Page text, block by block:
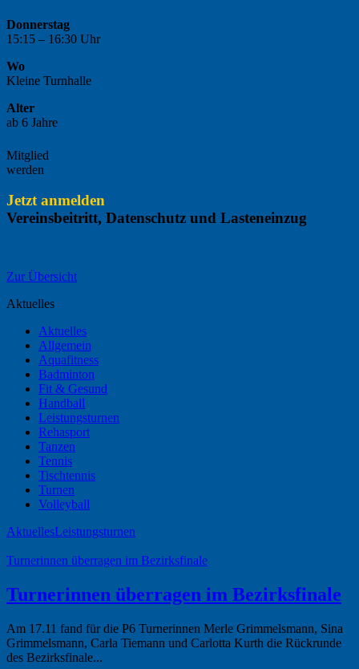
Donnerstag
15:15 – 16:30 Uhr
Wo
Kleine Turnhalle
Alter
ab 6 Jahre
Mitglied
werden
Jetzt anmelden
Vereinsbeitritt, Datenschutz und Lasteneinzug
Zur Übersicht
Aktuelles
Aktuelles
Allgemein
Aquafitness
Badminton
Fit & Gesund
Handball
Leistungsturnen
Rehasport
Tanzen
Tennis
Tischtennis
Turnen
Volleyball
AktuellesLeistungsturnen
Turnerinnen überragen im Bezirksfinale
Turnerinnen überragen im Bezirksfinale
Am 17.11 fand für die P6 Turnerinnen Merle Grimmelsmann, Sina
Grimmelsmann, Carla Tiemann und Carlotta Kurth die Rückrunde
des Bezirksfinale...